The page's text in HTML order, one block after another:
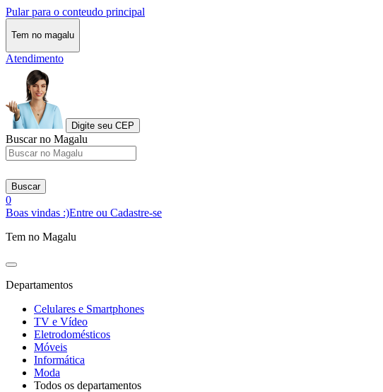
Pular para o conteudo principal
Tem no magalu
Atendimento
Digite seu CEP
Buscar no Magalu
Buscar
0
Boas vindas :)Entre ou Cadastre-se
Tem no Magalu
Departamentos
Celulares e Smartphones
TV e Vídeo
Eletrodomésticos
Móveis
Informática
Moda
Todos os departamentos